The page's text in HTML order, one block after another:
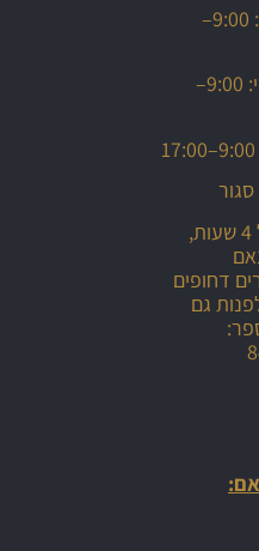
יום רביעי: 9:00–
יום חמישי: 9:00–
(ישנו הפרש של 4 שעות,
דחופים
גם